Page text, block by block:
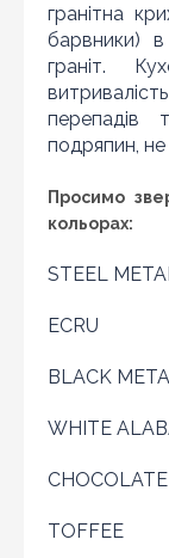
гранітна
барвники) в
граніт.
перепадів
подряпин, не
Просимо
кольорах:
STEEL
ECRU
BLACK
WHITE
CHOCOLATE
TOFFEE
Шановні
по інтернету
дешевше ніж у
раді
що товар
наявності і
магазині